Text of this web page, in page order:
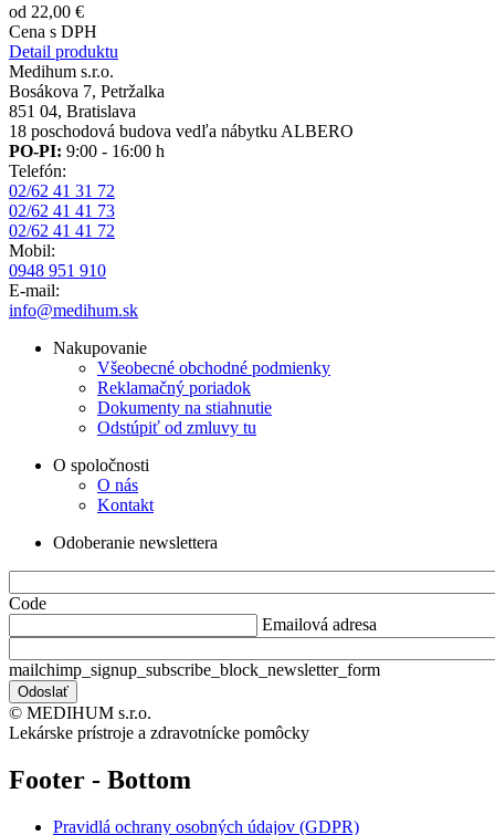
od 22,00 €
Cena s DPH
Detail produktu
Medihum s.r.o.
Bosákova 7, Petržalka
851 04, Bratislava
18 poschodová budova vedľa nábytku ALBERO
PO-PI: 9:00 - 16:00 h
Telefón:
02/62 41 31 72
02/62 41 41 73
02/62 41 41 72
Mobil:
0948 951 910
E-mail:
info@medihum.sk
Nakupovanie
Všeobecné obchodné podmienky
Reklamačný poriadok
Dokumenty na stiahnutie
Odstúpiť od zmluvy tu
O spoločnosti
O nás
Kontakt
Odoberanie newslettera
Code
Emailová adresa
mailchimp_signup_subscribe_block_newsletter_form
© MEDIHUM s.r.o.
Lekárske prístroje a zdravotnícke pomôcky
Footer - Bottom
Pravidlá ochrany osobných údajov (GDPR)